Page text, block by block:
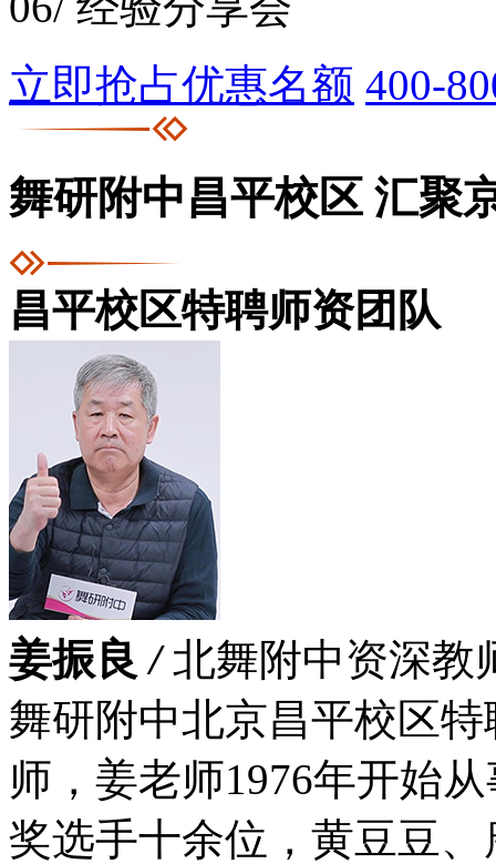
立即抢占优惠名额 400-
舞研附中昌平校区 汇聚
昌平校区特聘师资团队
姜振良/ 北舞附中资深教
舞研附中北京昌平校区
师，姜老师1976年开始
奖选手十余位，黄豆豆